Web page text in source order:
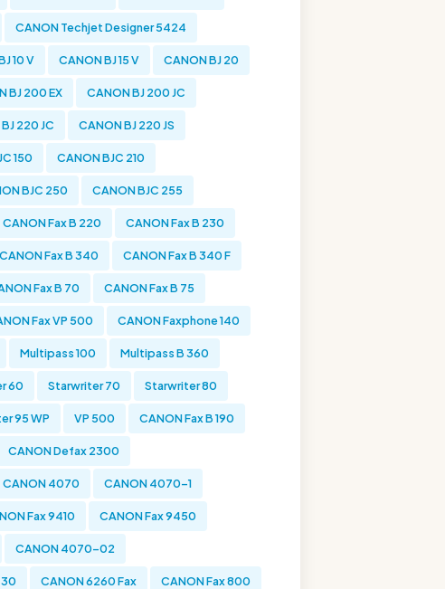
CANON Techjet Designer 5424
10 V CANON BJ 15 V CANON BJ 20
BJ 200 EX CANON BJ 200 JC
220 JC CANON BJ 220 JS
150 CANON BJC 210
BJC 250 CANON BJC 255
CANON Fax B 220 CANON Fax B 230
CANON Fax B 340 CANON Fax B 340 F
Fax B 70 CANON Fax B 75
Fax VP 500 CANON Faxphone 140
Multipass 100 Multipass B 360
60 Starwriter 70 Starwriter 80
95 WP VP 500 CANON Fax B 190
CANON Defax 2300
CANON 4070 CANON 4070-1
Fax 9410 CANON Fax 9450
CANON 4070-02
30 CANON 6260 Fax CANON Fax 800